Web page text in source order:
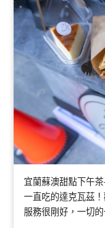
宜蘭蘇澳甜點下午
一直吃的達克瓦茲
服務很剛好，一切